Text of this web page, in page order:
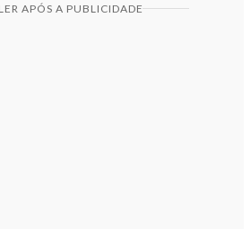
APÓS A PUBLICIDADE